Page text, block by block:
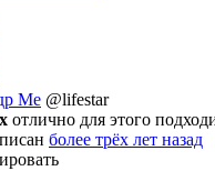
Ме @lifestar
отлично для этого
более трёх лет назад